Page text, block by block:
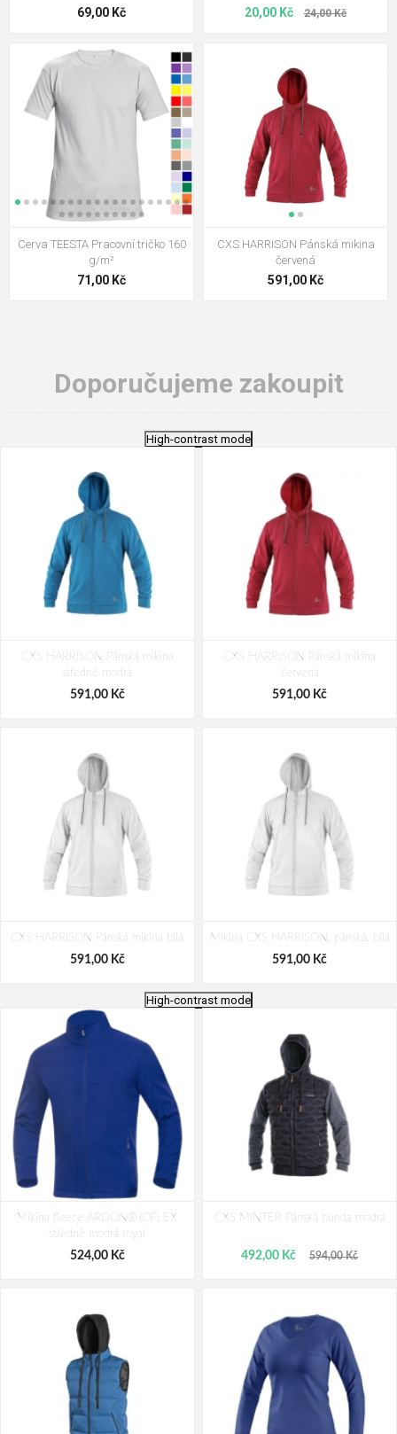
69,00 Kč 20,00 Kč 24,00 Kč
Cerva TEESTA Pracovní tričko 160
g/m²
71,00 Kč
CXS HARRISON Pánská mikina
červená
591,00 Kč
Doporučujeme zakoupit
High-contrast mode
CXS HARRISON Pánská mikina
středně modrá
591,00 Kč
CXS HARRISON Pánská mikina
červená
591,00 Kč
CXS HARRISON Pánská mikina bílá
591,00 Kč
Mikina CXS HARRISON, pánská, bílá
591,00 Kč
CXS HARRISON Pánská mikina
šedo-černá
591,00 Kč
černo-šedá
High-contrast mode
Mikina fleece ARDON®JOFLEX
středně modrá royal
524,00 Kč
CXS MINTER Pánská bunda modrá
492,00 Kč 594,00 Kč